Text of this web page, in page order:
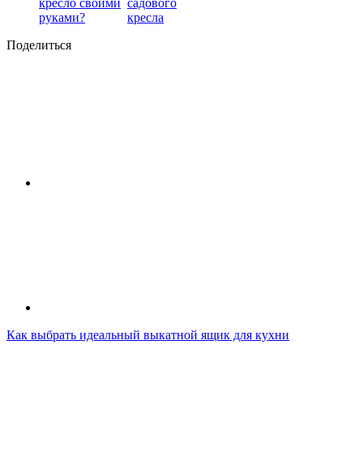
руками?
кресла
Поделиться
Как выбрать идеальный выкатной ящик для кухни